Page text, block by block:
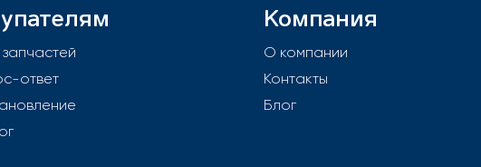
ответ
Компания
О компании
Контакты
Блог